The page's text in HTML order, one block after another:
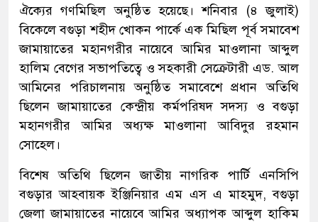
ঐক্যের গণমিছিল অনুষ্ঠিত হয়েছে। শনিবার (৪ জুলাই)
বিকেলে বগুড়া শহীদ খোকন পার্কে এক মিছিল পূর্ব সমাবেশ
জামায়াতের মহানগরীর নায়েবে আমির মাওলানা আব্দুল
হালিম বেগের সভাপতিত্বে ও সহকারী সেক্রেটারী এড. আল
আমিনের পরিচালনায় অনুষ্ঠিত সমাবেশে প্রধান অতিথি
ছিলেন জামায়াতের কেন্দ্রীয় কর্মপরিষদ সদস্য ও বগুড়া
মহানগরীর আমির অধ্যক্ষ মাওলানা আবিদুর রহমান
সোহেল।
বিশেষ অতিথি ছিলেন জাতীয় নাগরিক পার্টি এনসিপি
বগুড়ার আহবায়ক ইঞ্জিনিয়ার এম এস এ মাহমুদ, বগুড়া
জেলা জামায়াতের নায়েবে আমির অধ্যাপক আব্দুল হাকিম